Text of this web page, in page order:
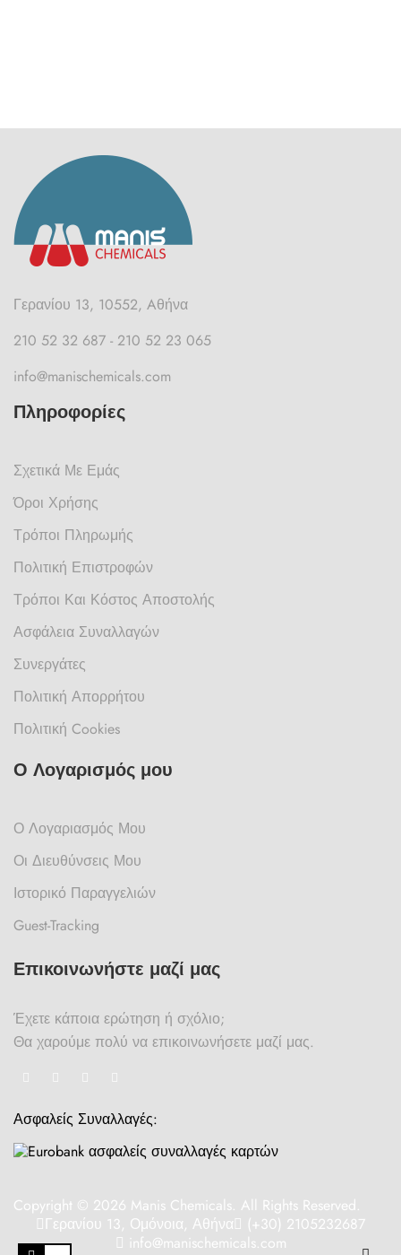
Γερανίου 13, 10552, Aθήνα
210 52 32 687 - 210 52 23 065
info@manischemicals.com
Πληροφορίες
Σχετικά Με Εμάς
Όροι Χρήσης
Τρόποι Πληρωμής
Πολιτική Επιστροφών
Τρόποι Και Κόστος Αποστολής
Ασφάλεια Συναλλαγών
Συνεργάτες
Πολιτική Απορρήτου
Πολιτική Cookies
Ο Λογαρισμός μου
Ο Λογαριασμός Μου
Οι Διευθύνσεις Μου
Ιστορικό Παραγγελιών
Guest-Tracking
Επικοινωνήστε μαζί μας
Έχετε κάποια ερώτηση ή σχόλιο;
Θα χαρούμε πολύ να επικοινωνήσετε μαζί μας.
Ασφαλείς Συναλλαγές:
Copyright © 2026 Manis Chemicals. All Rights Reserved.
Γερανίου 13, Ομόνοια, Αθήνα
(+30) 2105232687
info@manischemicals.com